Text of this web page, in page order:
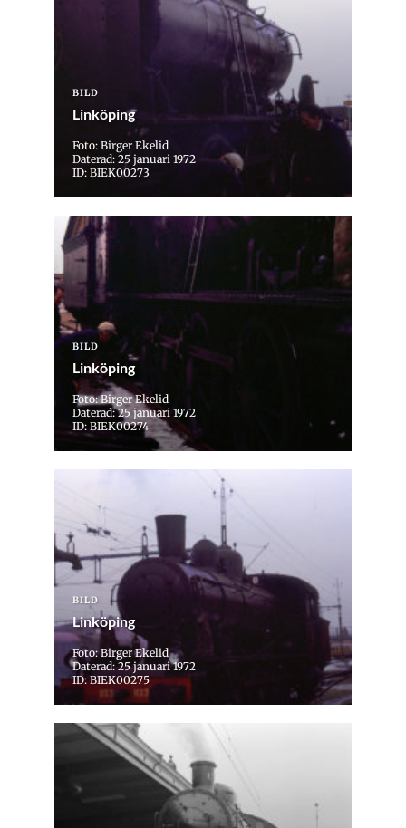
BILD
Linköping
Foto: Birger Ekelid
Daterad: 25 januari 1972
ID: BIEK00273
BILD
Linköping
Foto: Birger Ekelid
Daterad: 25 januari 1972
ID: BIEK00274
BILD
Linköping
Foto: Birger Ekelid
Daterad: 25 januari 1972
ID: BIEK00275